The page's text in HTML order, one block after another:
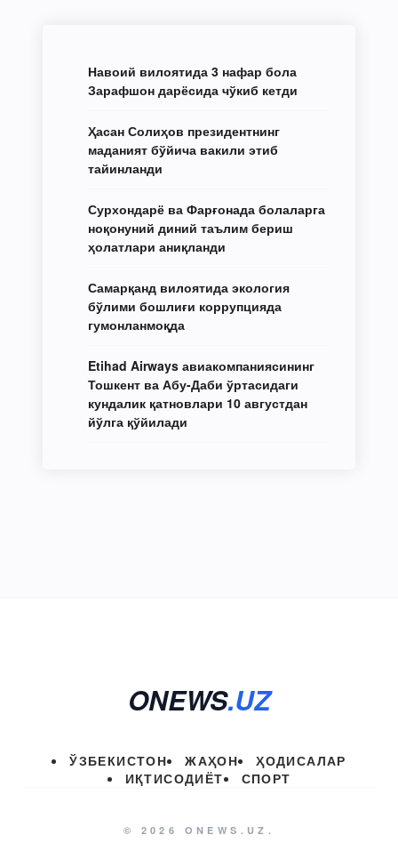
Навоий вилоятида 3 нафар бола
Зарафшон дарёсида чўкиб кетди
Ҳасан Солиҳов президентнинг
маданият бўйича вакили этиб
тайинланди
Сурхондарё ва Фарғонада болаларга
ноқонуний диний таълим бериш
ҳолатлари аниқланди
Самарқанд вилоятида экология
бўлими бошлиғи коррупцияда
гумонланмоқда
Etihad Airways авиакомпаниясининг
Тошкент ва Абу-Даби ўртасидаги
кундалик қатновлари 10 августдан
йўлга қўйилади
ONEWS.UZ
ЎЗБЕКИСТОН ЖАҲОН
ҲОДИСАЛАР
ИҚТИСОДИЁТ
СПОРТ
© 2026 ONEWS.UZ.